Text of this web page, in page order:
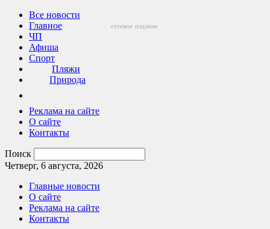
Все новости
Главное
ЧП
Афиша
Спорт
Пляжи
Природа
Реклама на сайте
О сайте
Контакты
Поиск
Четверг, 6 августа, 2026
Главные новости
О сайте
Реклама на сайте
Контакты
сетевое издание